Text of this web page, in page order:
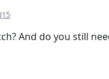
And do you still